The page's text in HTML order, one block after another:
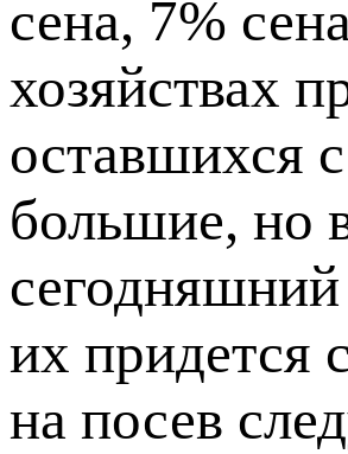
сена, 7%
хозяйствах
оставшихся
большие, но
их придется
на посев